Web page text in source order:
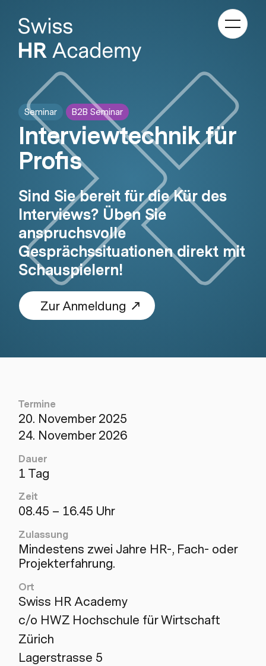
Seminar B2B Seminar
Interviewtechnik für
Profis
Sind Sie bereit für die Kür des
Interviews? Üben Sie
anspruchsvolle
Gesprächssituationen direkt mit
Schauspielern!
Zur Anmeldung
Termine
20. November 2025
24. November 2026
Dauer
1 Tag
Zeit
08.45 – 16.45 Uhr
Zulassung
Mindestens zwei Jahre HR-, Fach- oder
Projekterfahrung.
Ort
Swiss HR Academy
c/o HWZ Hochschule für Wirtschaft
Zürich
Lagerstrasse 5